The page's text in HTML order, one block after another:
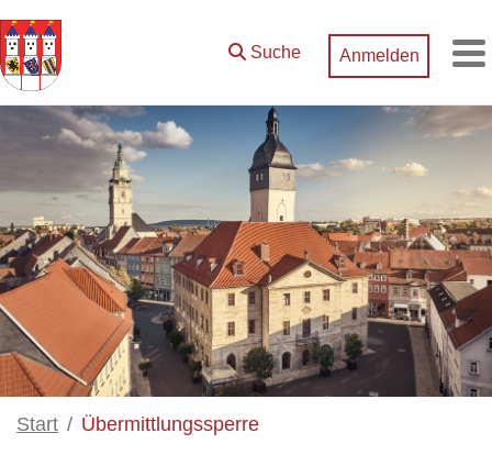
Zum Hauptinhalt springen
Suche Anmelden
Start Übermittlungssperre